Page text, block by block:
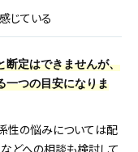
じている
断定はできませんが、
一つの目安になりま
性の悩みについては配